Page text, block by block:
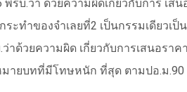
พรบ.ว่า ด้วยความผิดเกี่ยวกับการ เส
ระทำของจำเลยที่2 เป็นกรรมเดียวเ
ว่าด้วยความผิด เกี่ยวกับการเสนอรา
ายบทที่มีโทษหนัก ที่สุด ตามปอ.ม.90